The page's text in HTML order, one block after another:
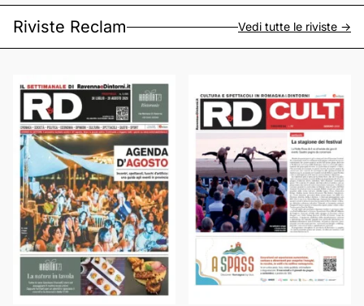
Riviste Reclam Vedi tutte le riviste ->